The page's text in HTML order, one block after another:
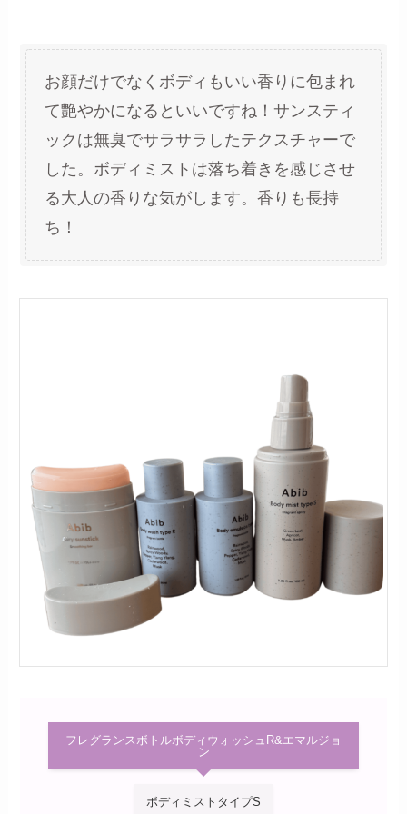
お顔だけでなくボディもいい香りに包まれ
て艶やかになるといいですね！サンスティ
ックは無臭でサラサラしたテクスチャーで
した。ボディミストは落ち着きを感じさせ
る大人の香りな気がします。香りも長持
ち！
フレグランスボトルボディウォッシュR&エマルジョ
ン
ボディミストタイプS